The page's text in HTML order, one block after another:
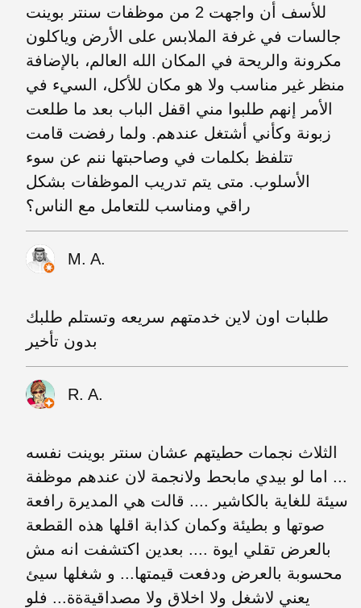
للأسف أن واجهت 2 من موظفات سنتر بوينت
جالسات في غرفة الملابس على الأرض وياكلون
مكرونة والريحة في المكان الله العالم، بالإضافة
منظر غير مناسب ولا هو مكان للأكل، السيء في
الأمر إنهم طلبوا مني اقفل الباب بعد ما طلعت
زبونة وكأني أشتغل عندهم. ولما رفضت قامت
تتلفظ بكلمات في وصاحبتها ننم عن سوء
الأسلوب. متى يتم تدريب الموظفات بشكل
راقي ومناسب للتعامل مع الناس؟
M. A.
طلبات اون لاين خدمتهم سريعه وتستلم طلبك
بدون تأخير
R. A.
الثلاث نجمات حطيتهم عشان سنتر بوينت نفسه
... اما لو بيدي مابحط ولانجمة لان عندهم موظفة
سيئة للغاية بالكاشير .... قالت هي المديرة رافعة
صوتها و بطيئة وكمان كذابة اقلها هذه القطعة
بالعرض تقلي ايوة .... بعدين اكتشفت انه مش
محسوبة بالعرض ودفعت قيمتها... و شغلها سيئ
يعني لاشغل ولا اخلاق ولا مصداقيةةة... فلو